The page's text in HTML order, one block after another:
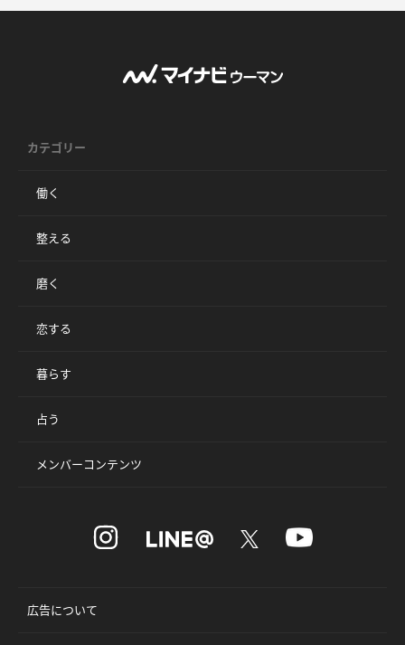
カテゴリー
働く
整える
磨く
恋する
暮らす
占う
メンバーコンテンツ
広告について